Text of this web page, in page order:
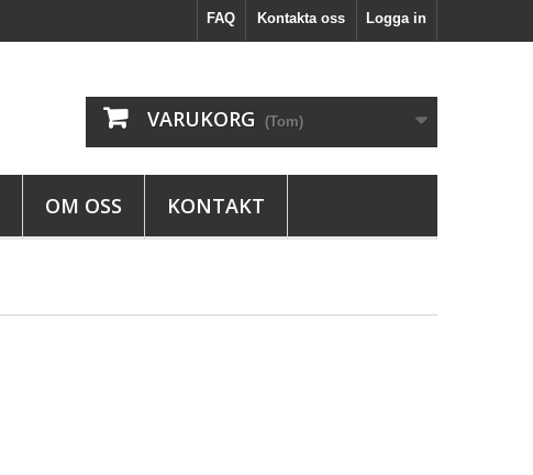
Logga in
Kontakta oss
FAQ
VARUKORG (Tom)
OM OSS KONTAKT